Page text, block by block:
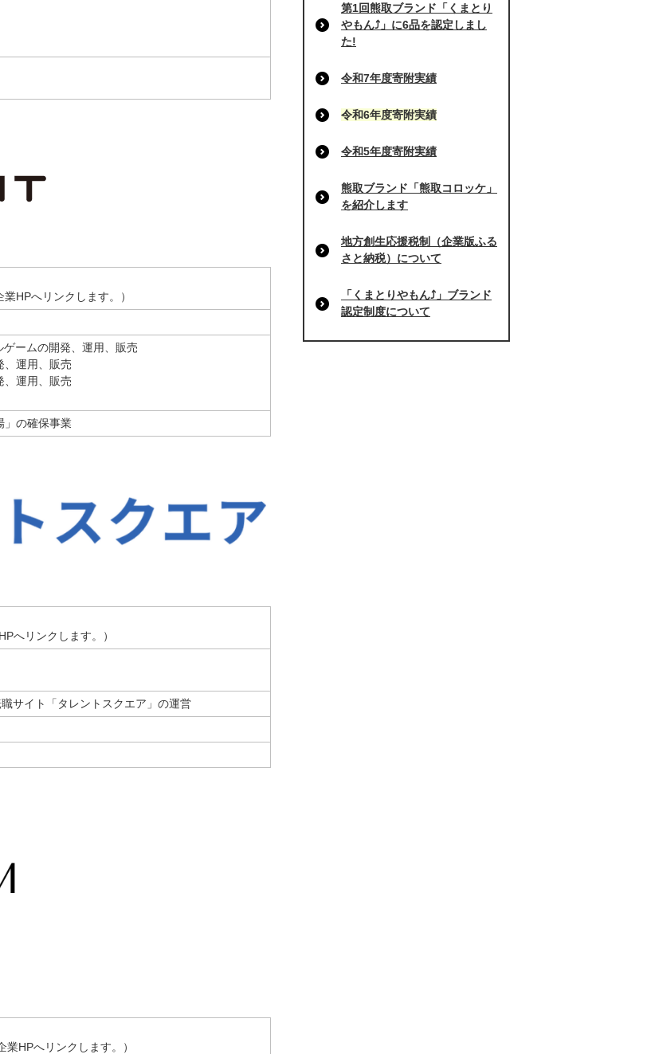
HPへリンクします。）
ームの開発、運用、販売
、運用、販売
、運用、販売
」の確保事業
へリンクします。）
サイト「タレントスクエア」の運営
業HPへリンクします。）
第1回熊取ブランド「くまとり
やもん⤴」に6品を認定しまし
た!
令和7年度寄附実績
令和6年度寄附実績
令和5年度寄附実績
熊取ブランド「熊取コロッケ」
を紹介します
地方創生応援税制（企業版ふる
さと納税）について
「くまとりやもん⤴」ブランド
認定制度について